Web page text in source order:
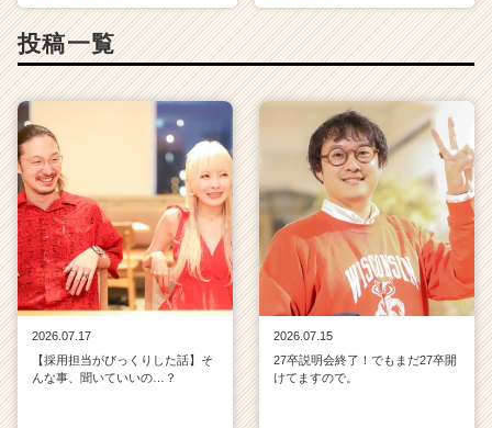
r
e
r）
投稿一覧
2026.07.17
【採用担当がびっくりした話】そ
んな事、聞いていいの…？
2026.07.15
27卒説明会終了！でもまだ27卒開
けてますので。